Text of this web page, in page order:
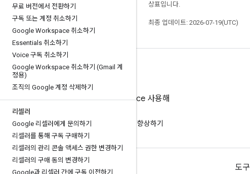
무료 버전에서 전환하기
구독 또는 계정 취소하기
Google Workspace 취소하기
Essentials 취소하기
Voice 구독 취소하기
Google Workspace 취소하기 (Gmail 계
정용)
조직의 Google 계정 삭제하기
리셀러
Google 리셀러에게 문의하기
리셀러를 통해 구독 구매하기
리셀러의 관리 콘솔 액세스 권한 변경하기
리셀러의 구매 동의 변경하기
Google과 리셀러 간에 구독 이전하기
상표입니다.
최종 업데이트: 2026-07-19(UTC)
Google Workspace 사용해
AI로 무료로 생산성 향상하기
문서 및 교육 도구